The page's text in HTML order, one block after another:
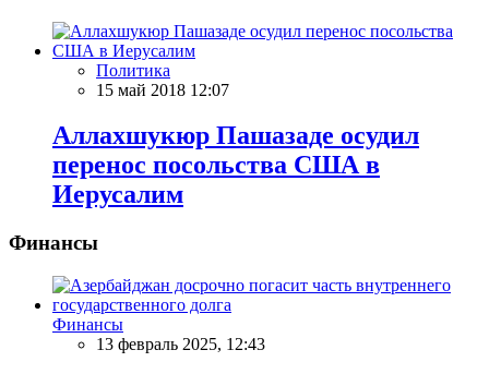
Политика
15 май 2018 12:07
Аллахшукюр Пашазаде осудил
перенос посольства США в
Иерусалим
Финансы
Финансы
13 февраль 2025, 12:43